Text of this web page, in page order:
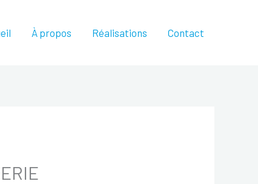
À propos Réalisations Contact